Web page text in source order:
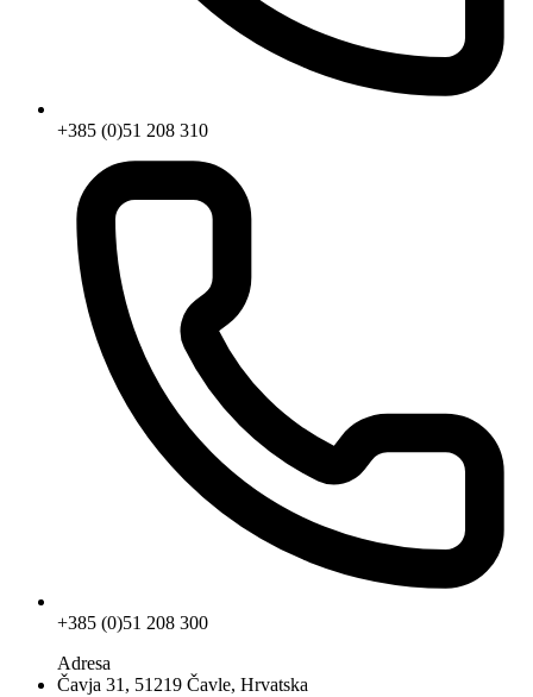
+385 (0)51 208 310
+385 (0)51 208 300
Adresa
Čavja 31, 51219 Čavle, Hrvatska